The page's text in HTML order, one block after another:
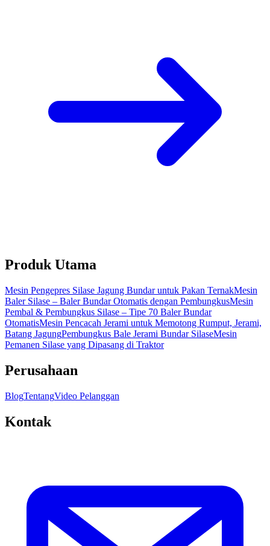
Produk Utama
Mesin Pengepres Silase Jagung Bundar untuk Pakan TernakMesin
Baler Silase – Baler Bundar Otomatis dengan PembungkusMesin
Pembal & Pembungkus Silase – Tipe 70 Baler Bundar
OtomatisMesin Pencacah Jerami untuk Memotong Rumput, Jerami,
Batang JagungPembungkus Bale Jerami Bundar SilaseMesin
Pemanen Silase yang Dipasang di Traktor
Perusahaan
BlogTentangVideo Pelanggan
Kontak